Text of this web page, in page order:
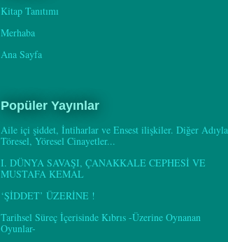
Kitap Tanıtımı
Merhaba
Ana Sayfa
Popüler Yayınlar
Aile içi şiddet, İntiharlar ve Ensest ilişkiler. Diğer Adıyla
Töresel, Yöresel Cinayetler...
I. DÜNYA SAVAŞI, ÇANAKKALE CEPHESİ VE
MUSTAFA KEMAL
‘ŞİDDET’ ÜZERİNE !
Tarihsel Süreç İçerisinde Kıbrıs -Üzerine Oynanan
Oyunlar-